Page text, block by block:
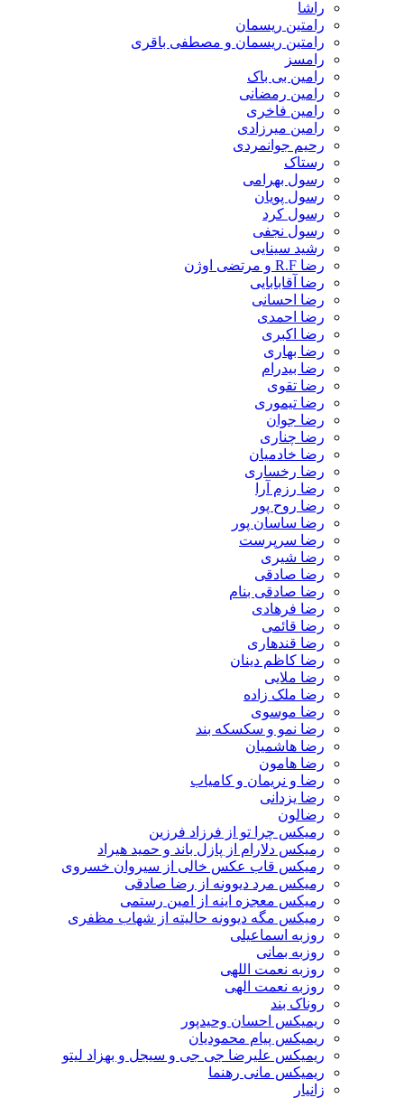
رامتین ریسمان
رامتین ریسمان و مصطفی باقری
رامسز
رامین بی باک
رامین رمضانی
رامین فاخری
رامین میرزادی
رحیم جوانمردی
رستاک
رسول بهرامی
رسول پویان
رسول کرد
رسول نجفی
رشید سینایی
رضا آقابابایی
رضا احسانی
رضا احمدی
رضا اکبری
رضا بهاری
رضا بیدرام
رضا تقوی
رضا تیموری
رضا جوان
رضا چناری
رضا خادمیان
رضا رخساری
رضا رزم آرا
رضا روح پور
رضا ساسان پور
رضا سرپرست
رضا شیری
رضا صادقی
رضا صادقی بنام
رضا فرهادی
رضا قائمی
رضا قندهاری
رضا کاظم دینان
رضا ملایی
رضا ملک زاده
رضا موسوی
رضا نمو و سکسکه بند
رضا هاشمیان
رضا هامون
رضا و نریمان و کامیاب
رضا یزدانی
رضالون
رمیکس چرا تو از فرزاد فرزین
رمیکس دلارام از پازل باند و حمید هیراد
رمیکس قاب عکس خالی از سیروان خسروی
رمیکس مرد دیوونه از رضا صادقی
رمیکس معجزه اینه از امین رستمی
رمیکس مگه دیوونه حالیته از شهاب مظفری
روزبه اسماعیلی
روزبه بمانی
روزبه نعمت اللهی
روزبه نعمت الهی
روناک بند
ریمیکس احسان وحیدپور
ریمیکس پیام محمودیان
ریمیکس علیرضا جی جی و سیجل و بهزاد لیتو
ریمیکس مانی رهنما